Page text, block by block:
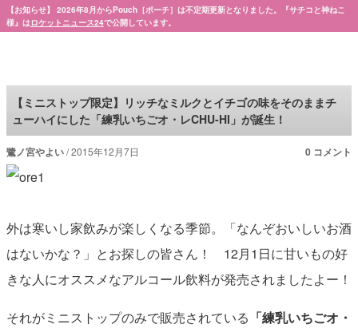
【お知らせ】 2026年8月からPouch［ポーチ］は不定期更新となりました。『サチコと神ねこ
様』はロケットニュース24で公開しています。
【ミニストップ限定】リッチなミルクとイチゴの味をそのままチ
ューハイにした「練乳いちごオ・レCHU-HI」が誕生！
鷺ノ宮やよい 2015年12月7日 0 コメント
外は寒いし家飲みが楽しくなる季節。「なんぞおいしいお酒
はないかな？」とお探しの皆さん！ 12月1日に甘いもの好
きな人にオススメなアルコール飲料が発売されましたよー！
それがミニストップのみで販売されている 「練乳いちごオ・